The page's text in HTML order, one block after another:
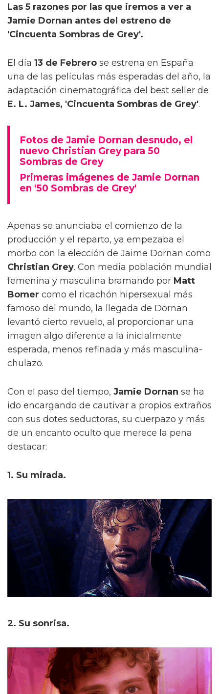
Las 5 razones por las que iremos a ver a
Jamie Dornan antes del estreno de
'Cincuenta Sombras de Grey'.
El día 13 de Febrero se estrena en España
una de las películas más esperadas del año, la
adaptación cinematográfica del best seller de
E. L. James, 'Cincuenta Sombras de Grey'.
Fotos de Jamie Dornan desnudo, el
nuevo Christian Grey para 50
Sombras de Grey
Primeras imágenes de Jamie Dornan
en '50 Sombras de Grey'
Apenas se anunciaba el comienzo de la
producción y el reparto, ya empezaba el
morbo con la elección de Jaime Dornan como
Christian Grey. Con media población mundial
femenina y masculina bramando por Matt
Bomer como el ricachón hipersexual más
famoso del mundo, la llegada de Dornan
levantó cierto revuelo, al proporcionar una
imagen algo diferente a la inicialmente
esperada, menos refinada y más masculina-
chulazo.
Con el paso del tiempo, Jamie Dornan se ha
ido encargando de cautivar a propios extraños
con sus dotes seductoras, su cuerpazo y más
de un encanto oculto que merece la pena
destacar:
1. Su mirada.
2. Su sonrisa.